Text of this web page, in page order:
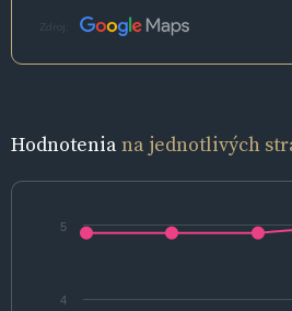
Zdroj:
Hodnoteniana jednotlivých
4
5